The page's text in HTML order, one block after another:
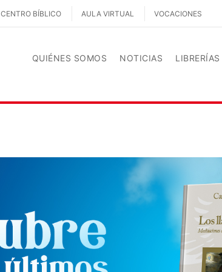
CENTRO BÍBLICO AULA VIRTUAL VOCACIONES
QUIÉNES SOMOS NOTICIAS LIBRERÍAS